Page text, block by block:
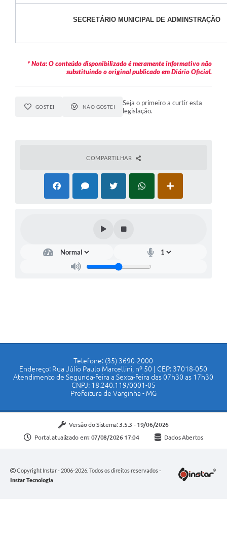
SECRETÁRIO MUNICIPAL DE ADMINSTRAÇÃO
* Nota: O conteúdo disponibilizado é meramente informativo não
substituindo o original publicado em Diário Oficial.
GOSTEI NÃO GOSTEI
Seja o primeiro a curtir esta
legislação.
COMPARTILHAR
Telefone: (35) 3690-2000
Endereço: Rua Júlio Paulo Marcellini, nº 50 | CEP: 37018-050
Atendimento de Segunda-feira a Sexta-feira das 07h30 as 17h30
CNPJ: 18.240.119/0001-05
Prefeitura de Varginha - MG
Versão do Sistema: 3.5.3 - 19/06/2026
Portal atualizado em: 07/08/2026 17:04 Dados Abertos
Copyright Instar - 2006-2026. Todos os direitos reservados -
Instar Tecnologia